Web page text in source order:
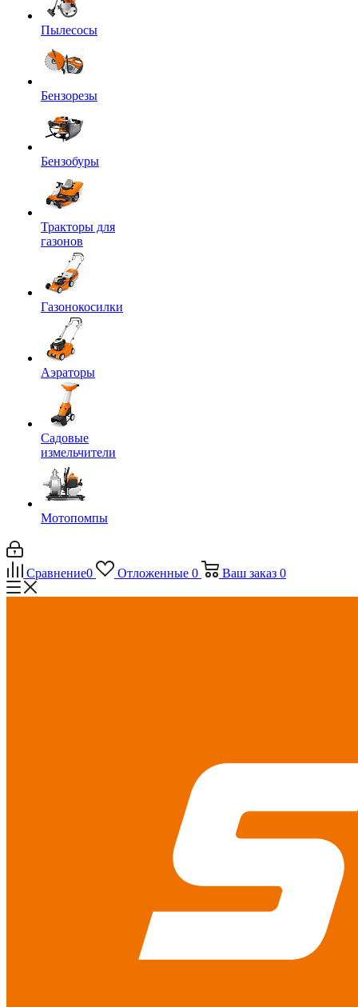
Пылесосы
Бензорезы
Бензобуры
Тракторы для
газонов
Газонокосилки
Аэраторы
Садовые
измельчители
Мотопомпы
Сравнение0 Отложенные 0 Ваш заказ 0